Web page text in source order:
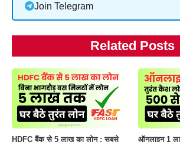
Join Telegram
Related Posts
HDFC बैंक से 5 लाख का लोन : सबसे ऑनलाइन 1